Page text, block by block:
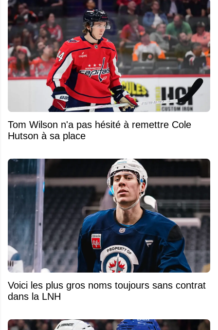
Tom Wilson n'a pas hésité à remettre Cole
Hutson à sa place
Voici les plus gros noms toujours sans contrat
dans la LNH